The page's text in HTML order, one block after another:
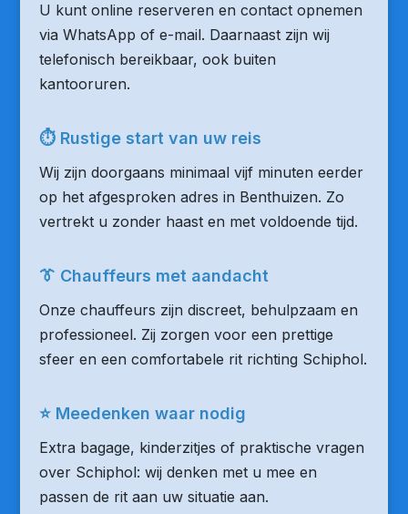
U kunt online reserveren en contact opnemen
via WhatsApp of e-mail. Daarnaast zijn wij
telefonisch bereikbaar, ook buiten
kantooruren.
⏱ Rustige start van uw reis
Wij zijn doorgaans minimaal vijf minuten eerder
op het afgesproken adres in Benthuizen. Zo
vertrekt u zonder haast en met voldoende tijd.
👔 Chauffeurs met aandacht
Onze chauffeurs zijn discreet, behulpzaam en
professioneel. Zij zorgen voor een prettige
sfeer en een comfortabele rit richting Schiphol.
⭐ Meedenken waar nodig
Extra bagage, kinderzitjes of praktische vragen
over Schiphol: wij denken met u mee en
passen de rit aan uw situatie aan.